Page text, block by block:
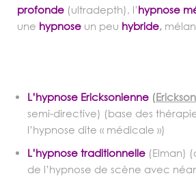
profonde (ultradepth), l’hypnose
une hypnose un peu hybride,
L’hypnose Ericksonienne (
semi-directive) (base des
l’hypnose dite « médicale »)
L’hypnose traditionnelle (Elman)
de l’hypnose de scène avec